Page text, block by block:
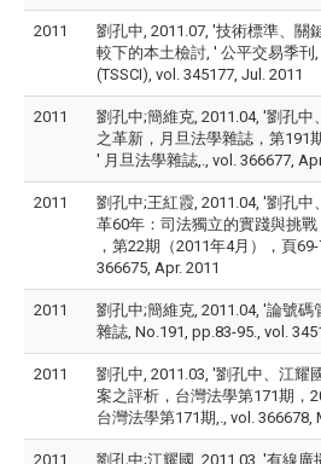
2011
劉孔中, 2011.07, '技術標準、關
較下的本土檢討, ' 公平交易季刊
(TSSCI), vol. 345177, Jul. 2011
2011
劉孔中;簡維克, 2011.04, '劉孔
之革新，月旦法學雜誌，第191
' 月旦法學雜誌,., vol. 366677,
2011
劉孔中;王紅霞, 2011.04, '劉孔
革60年：司法獨立的實踐與挑
，第22期（2011年4月），頁
366675, Apr. 2011
2011
劉孔中;簡維克, 2011.04, '論號
雜誌, No.191, pp.83-95., vol.
2011
劉孔中, 2011.03, '劉孔中、江耀
案之評析，台灣法學第171期，
台灣法學第171期,., vol. 366678,
2011
劉孔中;江耀國, 2011.03, '有線